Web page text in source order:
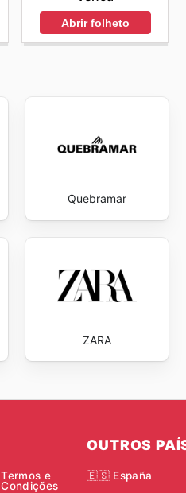
Abrir folheto
Quebramar
ZARA
Termos e
Condições
OUTROS
🇪🇸 España